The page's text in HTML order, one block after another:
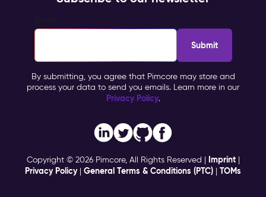
By submitting, you agree that Pimcore may store and
process your data to send you emails. Learn more in our
Privacy Policy.
Copyright © 2026 Pimcore, All Rights Reserved | Imprint|
Privacy Policy| General Terms & Conditions (PTC) | TOMs